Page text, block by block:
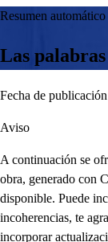
Resumen automático
Las
Fecha de
Aviso
A continuación se
obra, generado con
disponible. Puede
incoherencias, te
incorporar